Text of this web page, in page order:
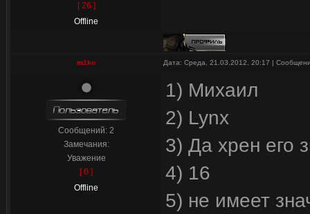
[ 26 ]
Offline
m1ko Дата: Среда, 21.03.2012, 20:17 |
Сообщений: 2
Замечания:
Уважение
[ 0 ]
Offline
1) Михаил
2) Lynx
3) Да хрен его
4) 16
5) не имеет